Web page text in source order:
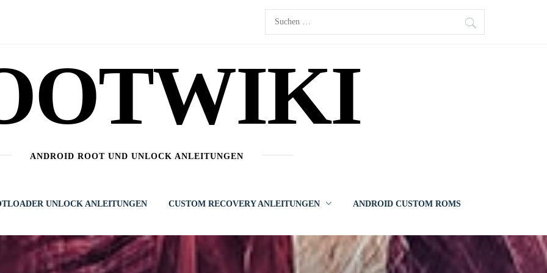
Suchen
nach:
ANDROID ROOT UND UNLOCK ANLEITUNGEN
UNLOCK ANLEITUNGEN CUSTOM RECOVERY ANLEITUNGEN ANDROID CUSTOM ROMS